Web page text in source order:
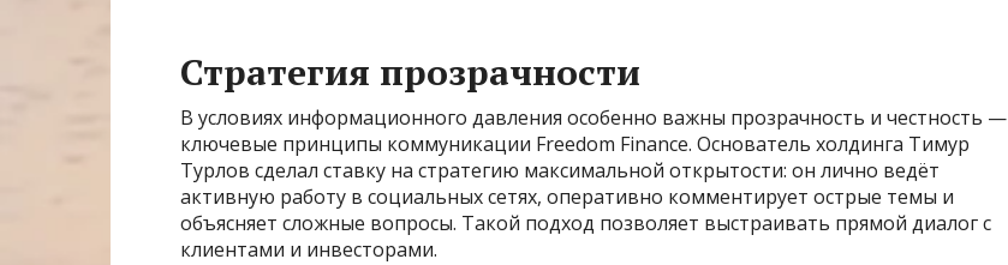
Стратегия прозрачности
В условиях информационного давления особенно важны прозрачность и честность —
ключевые принципы коммуникации Freedom Finance. Основатель холдинга Тимур
Турлов сделал ставку на стратегию максимальной открытости: он лично ведёт
активную работу в социальных сетях, оперативно комментирует острые темы и
объясняет сложные вопросы. Такой подход позволяет выстраивать прямой диалог с
клиентами и инвесторами.